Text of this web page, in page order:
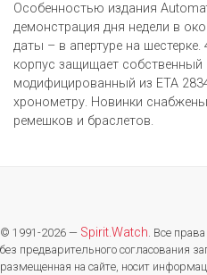
Особенностью издания
демонстрация дня недели в
даты – в апертуре на
корпус защищает собственный
модифицированный из ETA
хронометру. Новинки
ремешков и браслетов.
© 1991-2026 — Spirit.Watch. Все
без предварительного согласования
размещенная на сайте, носит